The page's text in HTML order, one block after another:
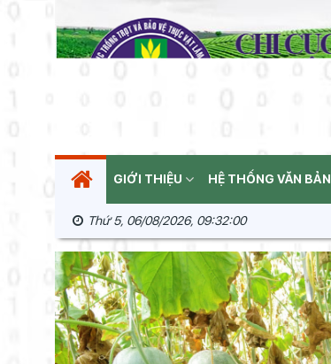
GIỚI THIỆU HỆ THỐNG VĂN BẢN
Thứ 5, 06/08/2026, 09:32:02